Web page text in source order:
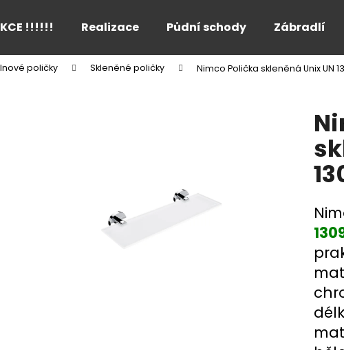
!!!!!! Realizace Půdní schody Zábradlí
poličky Skleněné poličky Nimco Polička skleněná Unix UN
Co potřebujete najít?
Doporučujeme